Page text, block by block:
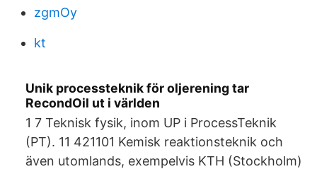
zgmOy
kt
Unik processteknik för oljerening tar
RecondOil ut i världen
1 7 Teknisk fysik, inom UP i ProcessTeknik
(PT). 11 421101 Kemisk reaktionsteknik och
även utomlands, exempelvis KTH (Stockholm)